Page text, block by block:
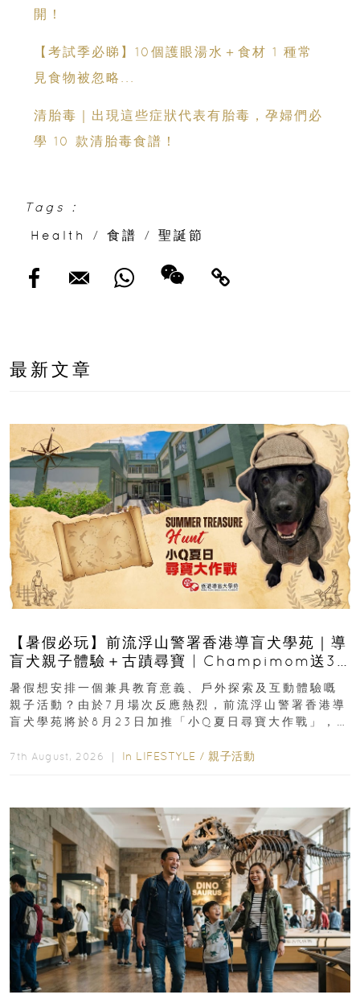
開！
【考試季必睇】10個護眼湯水＋食材 1 種常
見食物被忽略...
清胎毒｜出現這些症狀代表有胎毒，孕婦們必
學 10 款清胎毒食譜！
Tags :
Health
/ 食譜 / 聖誕節
最新文章
【暑假必玩】前流浮山警署香港導盲犬學苑｜導
盲犬親子體驗＋古蹟尋寶 | Champimom送3
組免費名額
暑假想安排一個兼具教育意義、戶外探索及互動體驗嘅
親子活動？由於7月場次反應熱烈，前流浮山警署香港導
盲犬學苑將於8月23日加推「小Q夏日尋寶大作戰」，家
7th August, 2026 ｜ In LIFESTYLE / 親子活動